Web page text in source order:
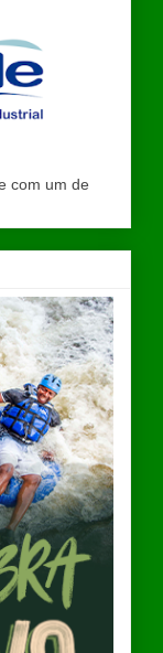
com um de